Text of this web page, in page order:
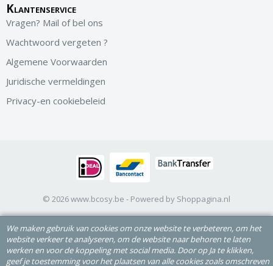
Klantenservice
Vragen? Mail of bel ons
Wachtwoord vergeten ?
Algemene Voorwaarden
Juridische vermeldingen
Privacy-en cookiebeleid
© 2026 www.bcosy.be - Powered by Shoppagina.nl
We maken gebruik van cookies om onze website te verbeteren, om het
website verkeer te analyseren, om de website naar behoren te laten
werken en voor de koppeling met social media. Door op Ja te klikken,
geef je toestemming voor het plaatsen van alle cookies zoals omschreven